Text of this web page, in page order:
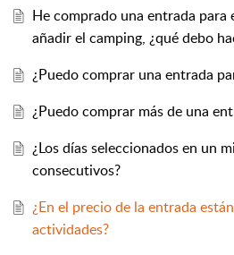
He comprado una entrada
añadir el camping, ¿qué debo
¿Puedo comprar una entrada
¿Puedo comprar más de una
¿Los días seleccionados en un
consecutivos?
¿En el precio de la entrada
actividades?